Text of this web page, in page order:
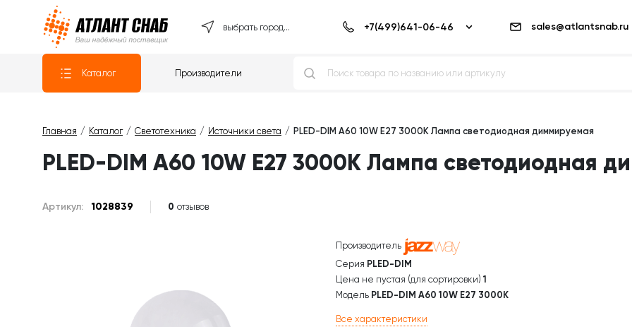
Атлантснаб
выбрать город... sales@atlantsnab.ru
Каталог Производители
Главная Каталог Светотехника Источники света PLED-DIM A60 10W E27 3000K Лампа светодиодная диммируемая
PLED-DIM A60 10W E27 3000K Лампа светодиодная
Артикул: 1028839
Производитель
Серия PLED-DIM
Цена не пустая (для сортировки) 1
Модель PLED-DIM A60 10W E27 3000K
Все характеристики